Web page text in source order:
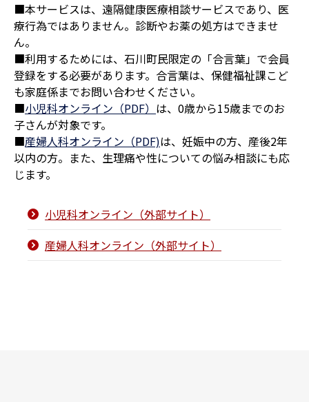
■本サービスは、遠隔健康医療相談サービスであり、医
療行為ではありません。診断やお薬の処方はできませ
ん。
■利用するためには、石川町民限定の「合言葉」で会員
登録をする必要があります。合言葉は、保健福祉課こど
も家庭係までお問い合わせください。
■小児科オンライン（PDF） は、0歳から15歳までのお
子さんが対象です。
■産婦人科オンライン（PDF)は、妊娠中の方、産後2年
以内の方。また、生理痛や性についての悩み相談にも応
じます。
小児科オンライン（外部サイト）
産婦人科オンライン（外部サイト）